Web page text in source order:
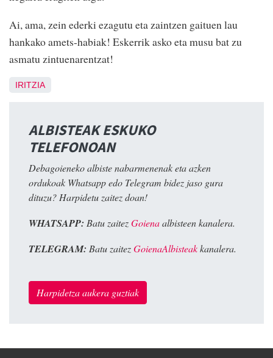
Ai, ama, zein ederki ezagutu eta zaintzen gaituen lau
hankako amets-habiak! Eskerrik asko eta musu bat zu
asmatu zintuenarentzat!
IRITZIA
ALBISTEAK ESKUKO
TELEFONOAN
Debagoieneko albiste nabarmenenak eta azken
ordukoak Whatsapp edo Telegram bidez jaso gura
dituzu? Harpidetu zaitez doan!
WHATSAPP: Batu zaitezGoienaalbisteen kanalera.
TELEGRAM: Batu zaitezGoienaAlbisteakkanalera.
Harpidetza aukera guztiak